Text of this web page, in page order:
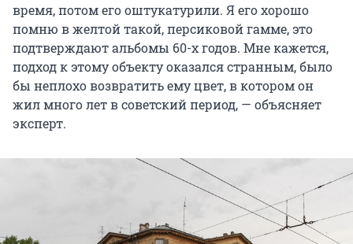
время, потом его оштукатурили. Я его хорошо
помню в желтой такой, персиковой гамме, это
подтверждают альбомы 60-х годов. Мне кажется,
подход к этому объекту оказался странным, было
бы неплохо возвратить ему цвет, в котором он
жил много лет в советский период, — объясняет
эксперт.